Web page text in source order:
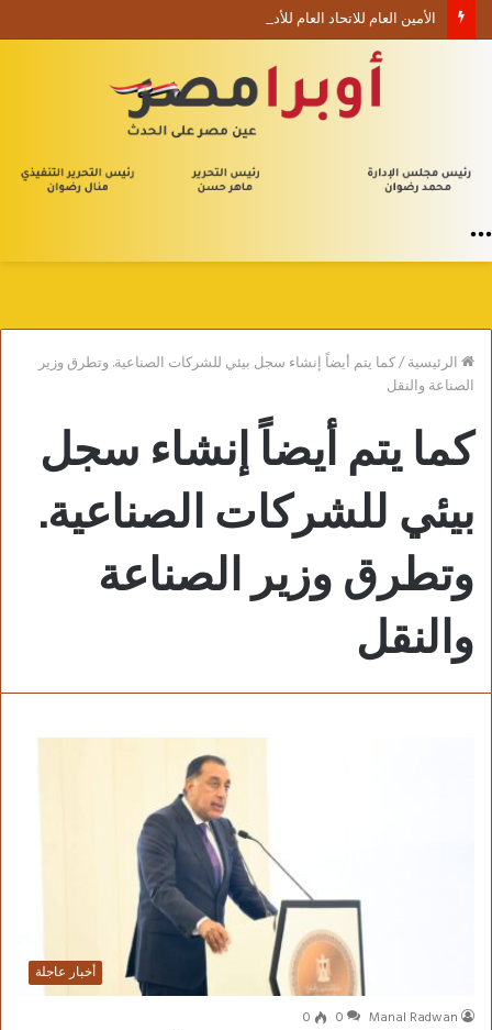
الرئيسية/كما يتم أيضاً إنشاء سجل بيئي للشركات الصناعية. وتطرق وزير
الصناعة والنقل
كما يتم أيضاً إنشاء سجل
بيئي للشركات الصناعية.
وتطرق وزير الصناعة
والنقل
أخبار عاجلة
Manal Radwan
0
0